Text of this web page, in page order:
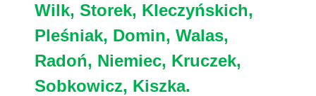
Wilk, Storek, Kleczyńskich,
Pleśniak, Domin, Walas,
Radoń, Niemiec, Kruczek,
Sobkowicz, Kiszka.